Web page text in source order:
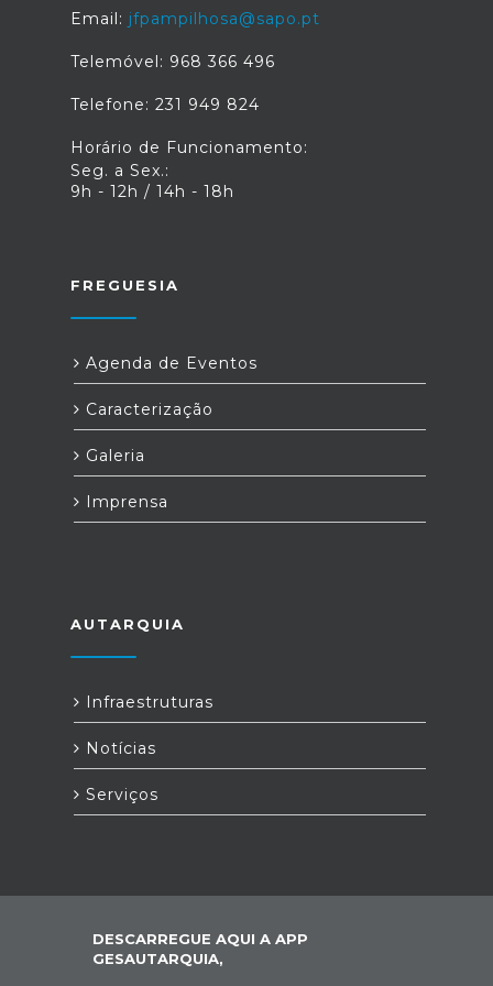
Email: jfpampilhosa@sapo.pt
Telemóvel: 968 366 496
Telefone: 231 949 824
Horário de Funcionamento:
Seg. a Sex.:
9h - 12h / 14h - 18h
FREGUESIA
Agenda de Eventos
Caracterização
Galeria
Imprensa
AUTARQUIA
Infraestruturas
Notícias
Serviços
DESCARREGUE AQUI A APP
GESAUTARQUIA,